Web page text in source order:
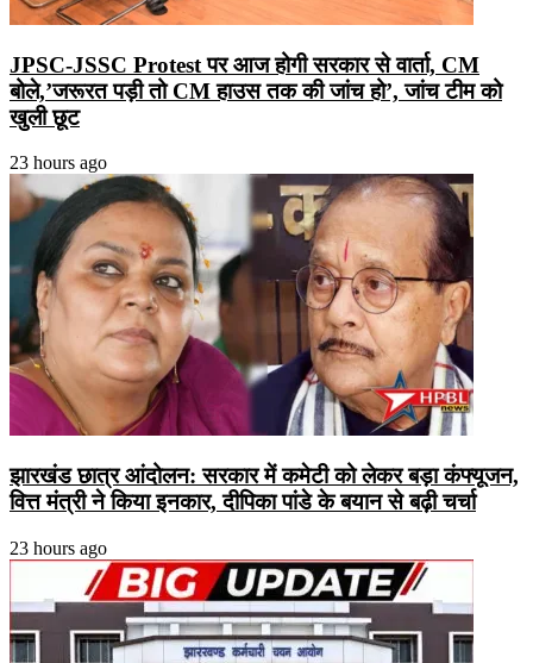
JPSC-JSSC Protest पर आज होगी सरकार से वार्ता, CM
बोले,’जरूरत पड़ी तो CM हाउस तक की जांच हो’, जांच टीम को
खुली छूट
23 hours ago
झारखंड छात्र आंदोलन: सरकार में कमेटी को लेकर बड़ा कंफ्यूजन,
वित्त मंत्री ने किया इनकार, दीपिका पांडे के बयान से बढ़ी चर्चा
23 hours ago